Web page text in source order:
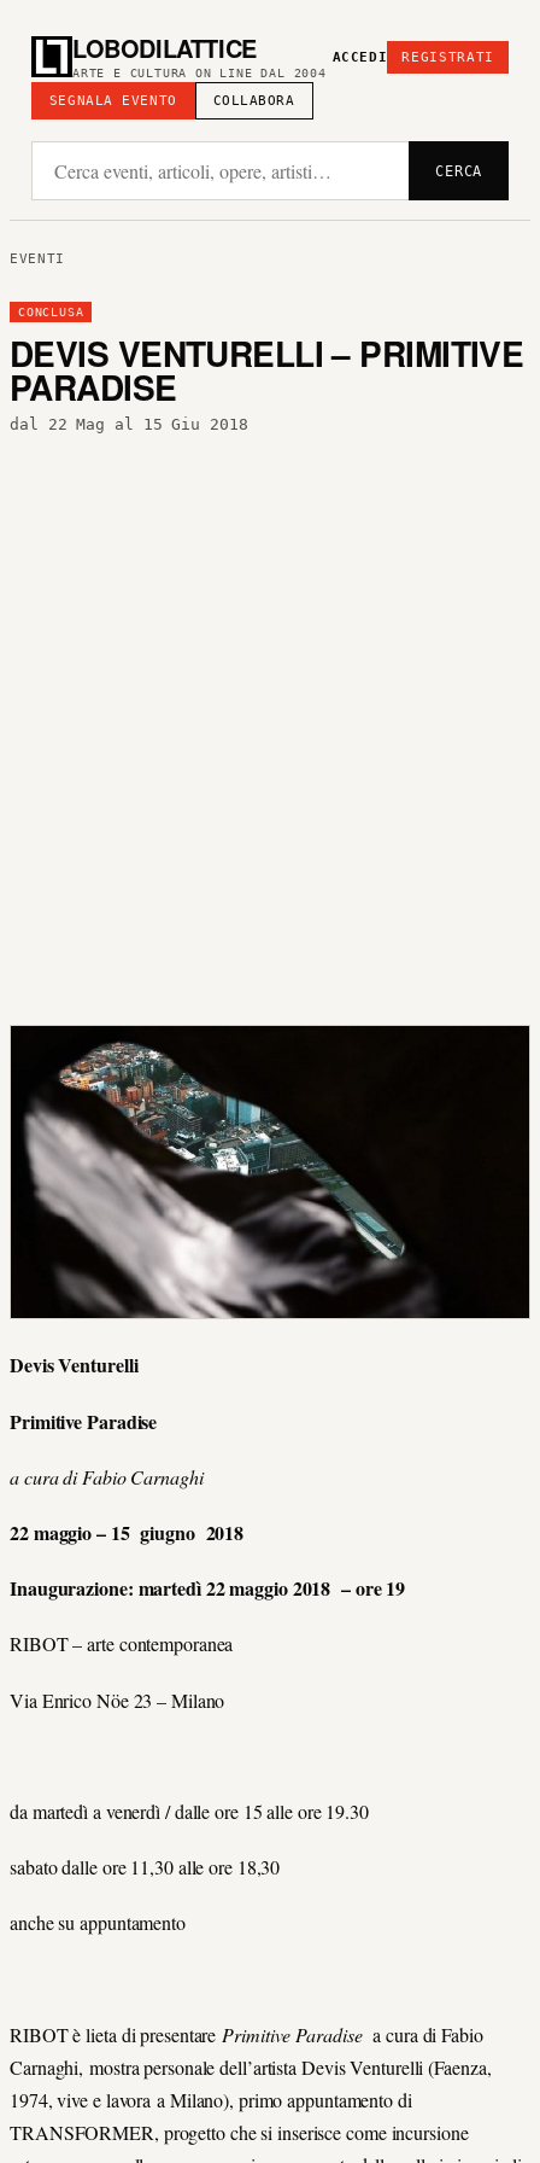
LOBODILATTICE
ARTE E CULTURA ON LINE DAL 2004
SEGNALA EVENTO COLLABORA
ACCEDI REGISTRATI
CERCA
EVENTI
CONCLUSA
DEVIS VENTURELLI – PRIMITIVE
PARADISE
dal 22 Mag al 15 Giu 2018
Devis Venturelli
Primitive Paradise
a cura di Fabio Carnaghi
22 maggio – 15 giugno 2018
Inaugurazione: martedì 22 maggio 2018 – ore 19
RIBOT – arte contemporanea
Via Enrico Nöe 23 – Milano
da martedì a venerdì / dalle ore 15 alle ore 19.30
sabato dalle ore 11,30 alle ore 18,30
anche su appuntamento
RIBOT è lieta di presentare Primitive Paradise a cura di Fabio
Carnaghi, mostra personale dell’artista Devis Venturelli (Faenza,
1974, vive e lavora a Milano), primo appuntamento di
TRANSFORMER, progetto che si inserisce come incursione